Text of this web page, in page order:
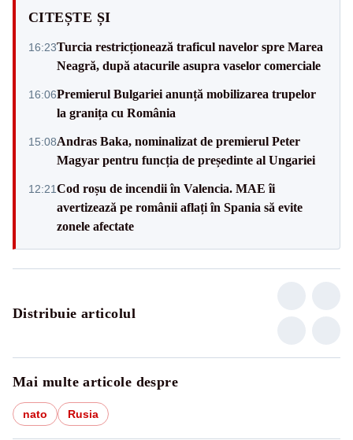
CITEȘTE ȘI
16:23Turcia restricționează traficul navelor spre Marea
Neagră, după atacurile asupra vaselor comerciale
16:06Premierul Bulgariei anunță mobilizarea trupelor
la granița cu România
15:08Andras Baka, nominalizat de premierul Peter
Magyar pentru funcția de președinte al Ungariei
12:21Cod roșu de incendii în Valencia. MAE îi
avertizează pe românii aflați în Spania să evite
zonele afectate
Distribuie articolul
Mai multe articole despre
nato Rusia